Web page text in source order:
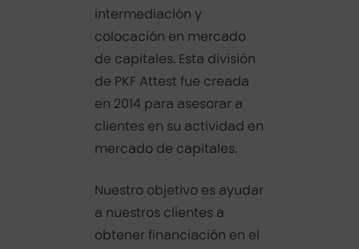
intermediación y
colocación en mercado
de capitales. Esta división
de PKF Attest fue creada
en 2014 para asesorar a
clientes en su actividad en
mercado de capitales.
Nuestro objetivo es ayudar
a nuestros clientes a
obtener financiación en el